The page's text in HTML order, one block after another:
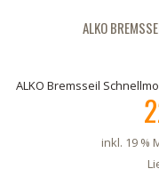
ALKO
ALKO Bremsseil
inkl. 19 %